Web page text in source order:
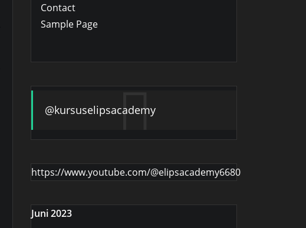
Contact
Sample Page
@kursuselipsacademy
https://www.youtube.com/@elipsacademy6680
Juni 2023